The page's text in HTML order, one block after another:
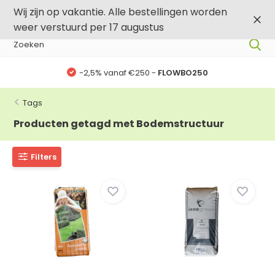
Wij zijn op vakantie. Alle bestellingen worden
weer verstuurd per 17 augustus
-2,5% vanaf €250 - FLOWBO250
Tags
Producten getagd met Bodemstructuur
Filters